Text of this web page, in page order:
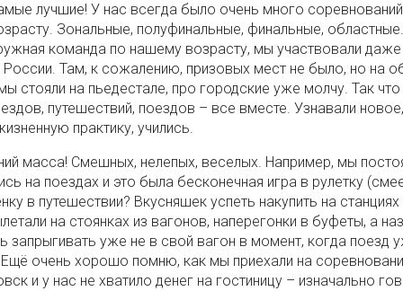
лучшие! У нас всегда было очень много
Зональные, полуфинальные, финальные,
команда по нашему возрасту, мы участвовали
России. Там, к сожалению, призовых мест не было, но на
стояли на пьедестале, про городские уже молчу. Так
путешествий, поездов – все вместе. Узнавали
практику, учились.
масса! Смешных, нелепых, веселых. Например, мы
на поездах и это была бесконечная игра в рулетку
в путешествии? Вкусняшек успеть накупить на станциях
на стоянках из вагонов, наперегонки в буфеты, а
запрыгивать уже не в свой вагон в момент, когда поезд
Ещё очень хорошо помню, как мы приехали на
и у нас не хватило денег на гостиницу – изначально